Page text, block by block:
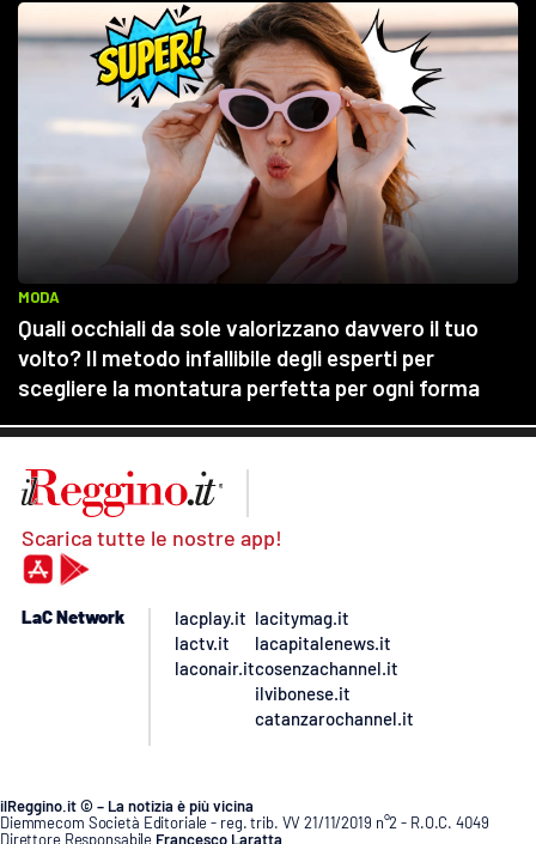
Scarica tutte le nostre app!
LaC Network
lacplay.it
lactv.it
laconair.it
lacitymag.it
lacapitalenews.it
cosenzachannel.it
ilvibonese.it
catanzarochannel.it
ilReggino.it © – La notizia è più vicina
Diemmecom Società Editoriale - reg. trib. VV 21/11/2019 n°2 - R.O.C. 4049
Direttore Responsabile Francesco Laratta